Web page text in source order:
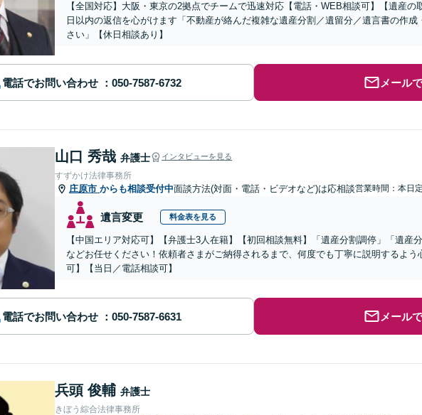
【全国対応】大阪・東京の2拠点でチームで迅速対応【電話・WEB相談可】【遺産
日以内の返信を心がけます「不動産が絡んだ複雑な遺産分割／遺留分／遺言書の作
さい」【休日相談あり】
電話でお問い合わせ メール
山口 秀哉 弁護士 インタビューを見る
すずかけ法律事務所
庄原市 からも相談受付中面談方法(対面・電話・ビデオなど)は応相談営業時間：本日
遺言変更 料金表を見る
【中国エリア対応可】【弁護士3人在籍】【初回相談無料】「遺産分割調停」「遺産
などお任せください！依頼者さまがご納得されるまで、何度でも丁寧に説明するよ
可】【当日／電話相談可】
電話でお問い合わせ メール
兵頭 俊輔 弁護士
きぼう綜合法律事務所